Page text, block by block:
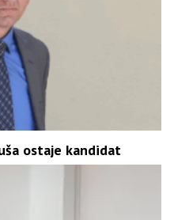
ostaje kandidat